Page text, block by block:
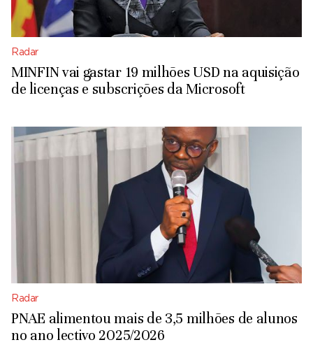
Radar
MINFIN vai gastar 19 milhões USD na aquisição
de licenças e subscrições da Microsoft
Radar
PNAE alimentou mais de 3,5 milhões de alunos
no ano lectivo 2025/2026